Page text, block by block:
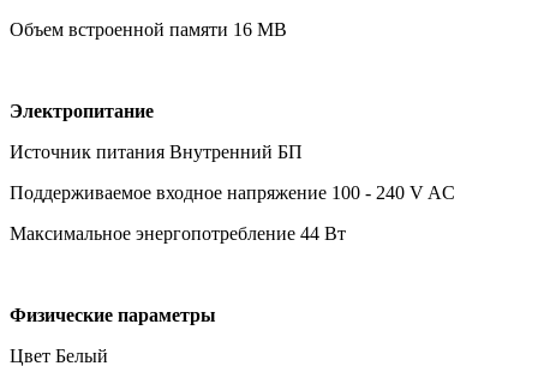
Объем встроенной памяти 16 MB
Электропитание
Источник питания Внутренний БП
Поддерживаемое входное напряжение 100 - 240 V AC
Максимальное энергопотребление 44 Вт
Физические параметры
Цвет Белый